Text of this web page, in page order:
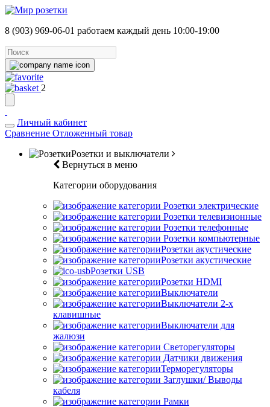
8 (903) 969-06-01 работаем каждый день 10:00-19:00
2
Личный кабинет
Сравнение Отложенный товар
Розетки и выключатели
Вернуться в меню
Категории оборудования
Розетки электрические
Розетки телевизионные
Розетки телефонные
Розетки компьютерные
Розетки акустические
Розетки акустические
Розетки USB
Розетки HDMI
Выключатели
Выключатели 2-х
клавишные
Выключатели для
жалюзи
Светорегуляторы
Датчики движения
Терморегуляторы
Заглушки/ Выводы
кабеля
Рамки